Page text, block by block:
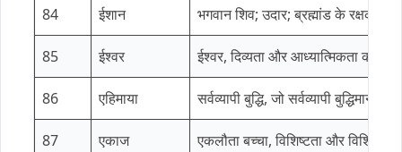
84 ईशान भगवान शिव; उदार; ब्रह्मांड के रक्षक
85 ईश्वर ईश्वर, दिव्यता और आध्यात्मिकता का
86 एहिमाया सर्वव्यापी बुद्धि, जो सर्वव्यापी बुद्धिमान है
87 एकाज एकलौता बच्चा, विशिष्टता और